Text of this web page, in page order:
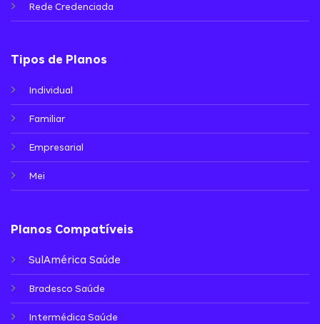
Rede Credenciada
Tipos de Planos
Individual
Familiar
Empresarial
Mei
Planos Compatíveis
SulAmérica Saúde
Bradesco Saúde
Intermédica Saúde